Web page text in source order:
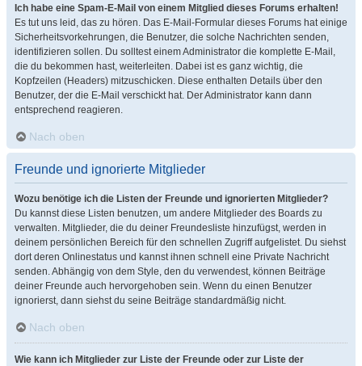
Ich habe eine Spam-E-Mail von einem Mitglied dieses Forums erhalten!
Es tut uns leid, das zu hören. Das E-Mail-Formular dieses Forums hat einige
Sicherheitsvorkehrungen, die Benutzer, die solche Nachrichten senden,
identifizieren sollen. Du solltest einem Administrator die komplette E-Mail,
die du bekommen hast, weiterleiten. Dabei ist es ganz wichtig, die
Kopfzeilen (Headers) mitzuschicken. Diese enthalten Details über den
Benutzer, der die E-Mail verschickt hat. Der Administrator kann dann
entsprechend reagieren.
Nach oben
Freunde und ignorierte Mitglieder
Wozu benötige ich die Listen der Freunde und ignorierten Mitglieder?
Du kannst diese Listen benutzen, um andere Mitglieder des Boards zu
verwalten. Mitglieder, die du deiner Freundesliste hinzufügst, werden in
deinem persönlichen Bereich für den schnellen Zugriff aufgelistet. Du siehst
dort deren Onlinestatus und kannst ihnen schnell eine Private Nachricht
senden. Abhängig von dem Style, den du verwendest, können Beiträge
deiner Freunde auch hervorgehoben sein. Wenn du einen Benutzer
ignorierst, dann siehst du seine Beiträge standardmäßig nicht.
Nach oben
Wie kann ich Mitglieder zur Liste der Freunde oder zur Liste der